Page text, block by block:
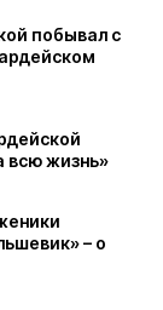
побывал с
всю жизнь»
– о